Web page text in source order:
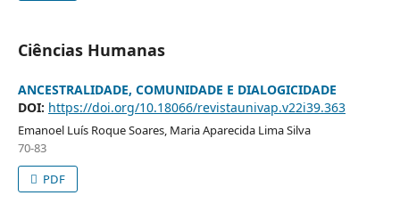
Ciências Humanas
ANCESTRALIDADE, COMUNIDADE E DIALOGICIDADE
DOI: https://doi.org/10.18066/revistaunivap.v22i39.363
Emanoel Luís Roque Soares, Maria Aparecida Lima Silva
70-83
PDF